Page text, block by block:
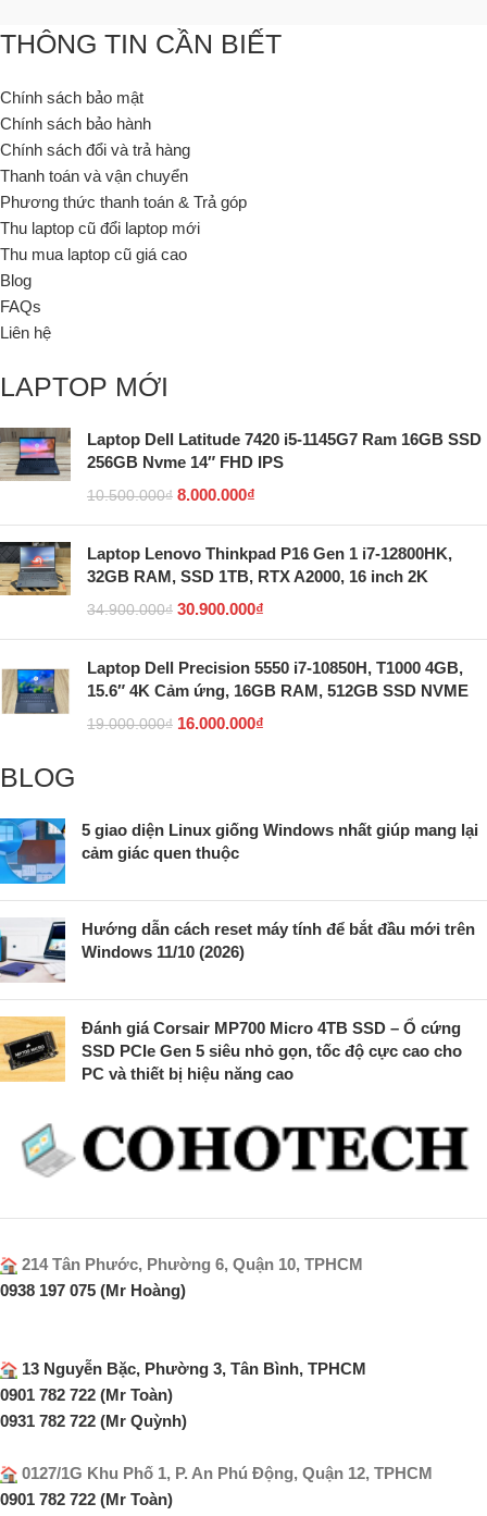
THÔNG TIN CẦN BIẾT
Chính sách bảo mật
Chính sách bảo hành
Chính sách đổi và trả hàng
Thanh toán và vận chuyển
Phương thức thanh toán & Trả góp
Thu laptop cũ đổi laptop mới
Thu mua laptop cũ giá cao
Blog
FAQs
Liên hệ
LAPTOP MỚI
Laptop Dell Latitude 7420 i5-1145G7 Ram 16GB SSD
256GB Nvme 14″ FHD IPS
10.500.000₫ 8.000.000₫
Laptop Lenovo Thinkpad P16 Gen 1 i7-12800HK,
32GB RAM, SSD 1TB, RTX A2000, 16 inch 2K
34.900.000₫ 30.900.000₫
Laptop Dell Precision 5550 i7-10850H, T1000 4GB,
15.6″ 4K Cảm ứng, 16GB RAM, 512GB SSD NVME
19.000.000₫ 16.000.000₫
BLOG
5 giao diện Linux giống Windows nhất giúp mang lại
cảm giác quen thuộc
Hướng dẫn cách reset máy tính để bắt đầu mới trên
Windows 11/10 (2026)
Đánh giá Corsair MP700 Micro 4TB SSD – Ổ cứng
SSD PCIe Gen 5 siêu nhỏ gọn, tốc độ cực cao cho
PC và thiết bị hiệu năng cao
214 Tân Phước, Phường 6, Quận 10, TPHCM
0938 197 075 (Mr Hoàng)
13 Nguyễn Bặc, Phường 3, Tân Bình, TPHCM
0901 782 722 (Mr Toàn)
0931 782 722 (Mr Quỳnh)
0127/1G Khu Phố 1, P. An Phú Động, Quận 12, TPHCM
0901 782 722 (Mr Toàn)